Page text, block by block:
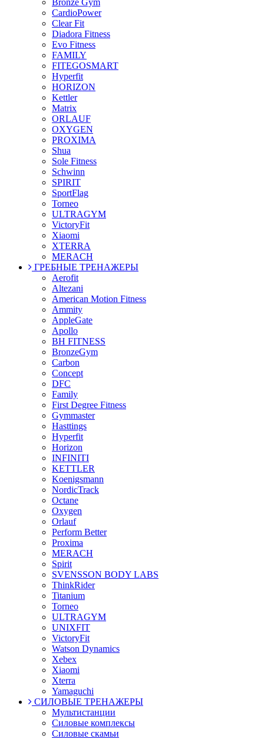
Bronze Gym
CardioPower
Clear Fit
Diadora Fitness
Evo Fitness
FAMILY
FITEGOSMART
Hyperfit
HORIZON
Kettler
Matrix
ORLAUF
OXYGEN
PROXIMA
Shua
Sole Fitness
Schwinn
SPIRIT
SportFlag
Torneo
ULTRAGYM
VictoryFit
Xiaomi
XTERRA
MERACH
ГРЕБНЫЕ ТРЕНАЖЕРЫ
Aerofit
Altezani
American Motion Fitness
Ammity
AppleGate
Apollo
BH FITNESS
BronzeGym
Carbon
Concept
DFC
Family
First Degree Fitness
Gymmaster
Hasttings
Hyperfit
Horizon
INFINITI
KETTLER
Koenigsmann
NordicTrack
Octane
Oxygen
Orlauf
Perform Better
Proxima
MERACH
Spirit
SVENSSON BODY LABS
ThinkRider
Titanium
Torneo
ULTRAGYM
UNIXFIT
VictoryFit
Watson Dynamics
Xebex
Xiaomi
Xterra
Yamaguchi
СИЛОВЫЕ ТРЕНАЖЕРЫ
Мультистанции
Силовые комплексы
Силовые скамьи